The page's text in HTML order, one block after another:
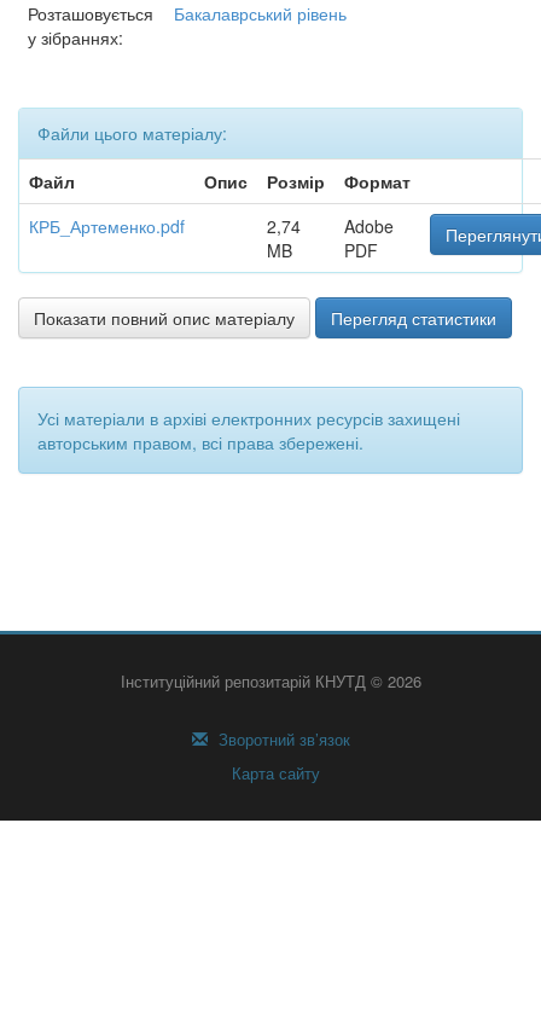
Розташовується
у зібраннях:
Бакалаврський рівень
Файли цього матеріалу:
Файл
Опис Розмір
Формат
КРБ_Артеменко.pdf
2,74
MB
Adobe
PDF
Показати повний опис матеріалу Перегляд статистики
Усі матеріали в архіві електронних ресурсів захищені
авторським правом, всі права збережені.
Інституційний репозитарій КНУТД © 2026
Зворотний зв’язок
Карта сайту